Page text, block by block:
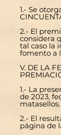
1.- Se
2.- El
considera
tal caso la
fomento a
V. DE LA
1.- La
de 2023,
matasellos.
2.- El
página de